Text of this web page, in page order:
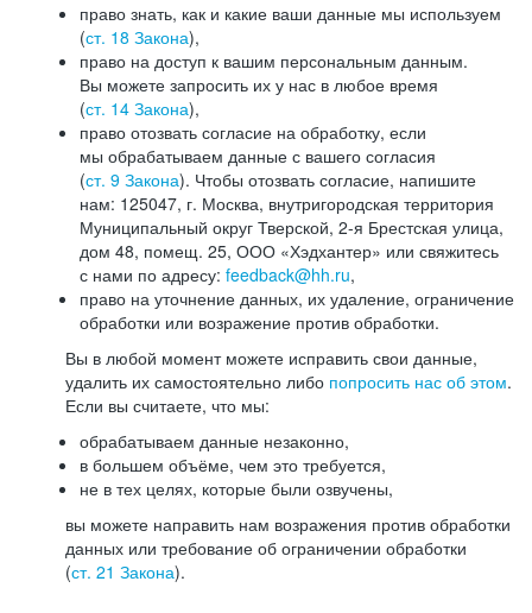
право знать, как и какие ваши данные мы используем
(ст. 18 Закона),
право на доступ к вашим персональным данным.
Вы можете запросить их у нас в любое время
(ст. 14 Закона),
право отозвать согласие на обработку, если
мы обрабатываем данные с вашего согласия
(ст. 9 Закона). Чтобы отозвать согласие, напишите
нам: 125047, г. Москва, внутригородская территория
Муниципальный округ Тверской, 2-я Брестская улица,
дом 48, помещ. 25, ООО «Хэдхантер» или свяжитесь
с нами по адресу: feedback@hh.ru,
право на уточнение данных, их удаление, ограничение
обработки или возражение против обработки.
Вы в любой момент можете исправить свои данные,
удалить их самостоятельно либо попросить нас об этом.
Если вы считаете, что мы:
обрабатываем данные незаконно,
в большем объёме, чем это требуется,
не в тех целях, которые были озвучены,
вы можете направить нам возражения против обработки
данных или требование об ограничении обработки
(ст. 21 Закона).